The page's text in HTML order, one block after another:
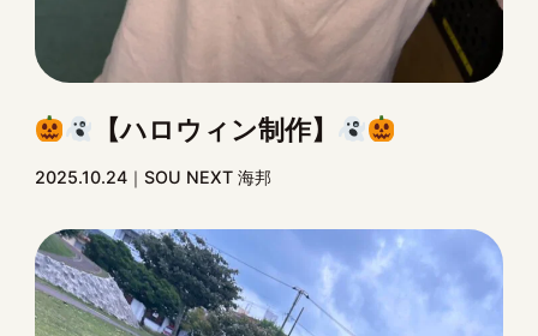
【ハロウィン制作】
2025.10.24 SOU NEXT 海邦